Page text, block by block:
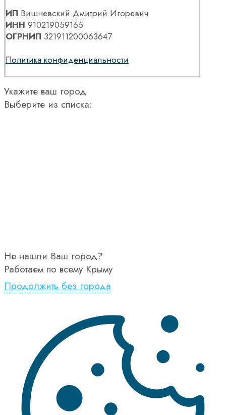
ИП Вишневский Дмитрий Игоревич
ИНН 910219059165
ОГРНИП 321911200063647
Политика конфиденциальности
Укажите ваш город
Выберите из списка:
Не нашли Ваш город?
Работаем по всему Крыму
Продолжить без города